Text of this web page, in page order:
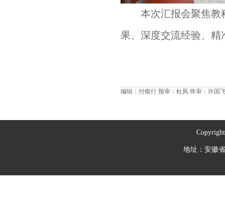
本次汇报会聚焦教
果、深度交流经验、
编辑：付银行 预审：杜凤 终审：许国
地址：安徽